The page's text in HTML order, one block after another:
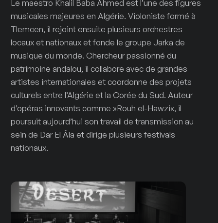
Le maestro Khalil Baba Ahmed est l’une des figures
musicales majeures en Algérie. Violoniste formé à
Tlemcen, il rejoint ensuite plusieurs orchestres
locaux et nationaux et fonde le groupe Jarka de
musique du monde. Chercheur passionné du
patrimoine andalou, il collabore avec de grandes
artistes internationales et coordonne des projets
culturels entre l’Algérie et la Corée du Sud. Auteur
d’opéras innovants comme »Rouh el-Hawzi«, il
poursuit aujourd’hui son travail de transmission au
sein de Dar El Âla et dirige plusieurs festivals
nationaux.